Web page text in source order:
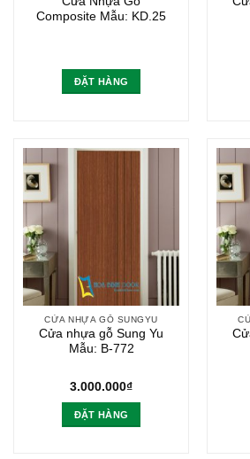
Composite Mẫu: KD.25
ĐẶT HÀNG
CỬA NHỰA GỖ SUNGYU
Cửa nhựa gỗ Sung Yu
Mẫu: B-772
3.000.000₫
ĐẶT HÀNG